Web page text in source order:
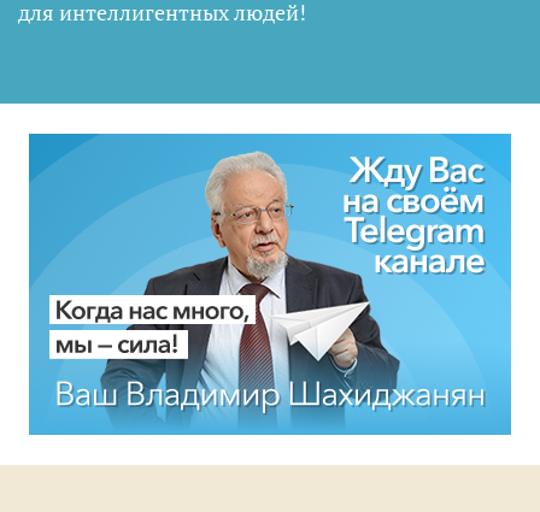
для интеллигентных людей!